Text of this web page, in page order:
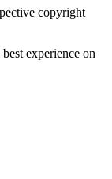
copyright
experience on